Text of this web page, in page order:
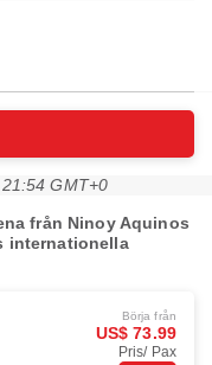
GMT+0
från Ninoy Aquinos
internationella
Börja från
US$ 73.99
Pris/ Pax